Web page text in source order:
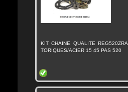
KIT CHAINE QUALITE
TORIQUES/ACIER 15 45 PAS 520